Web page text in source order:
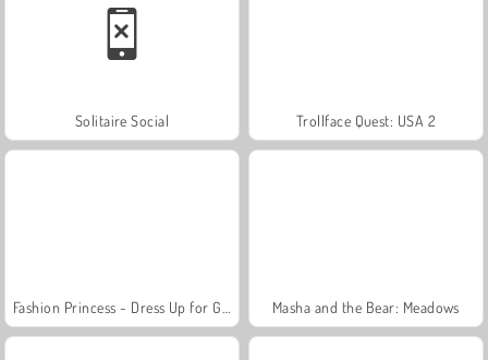
Solitaire Social Trollface Quest: USA 2
Masha and the Bear: Meadows